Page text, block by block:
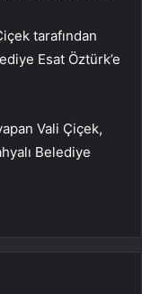
tarafından
Esat Öztürk’e
Vali Çiçek,
Belediye